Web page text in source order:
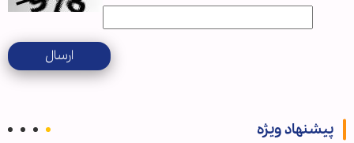
ارسال
پیشنهاد ویژه